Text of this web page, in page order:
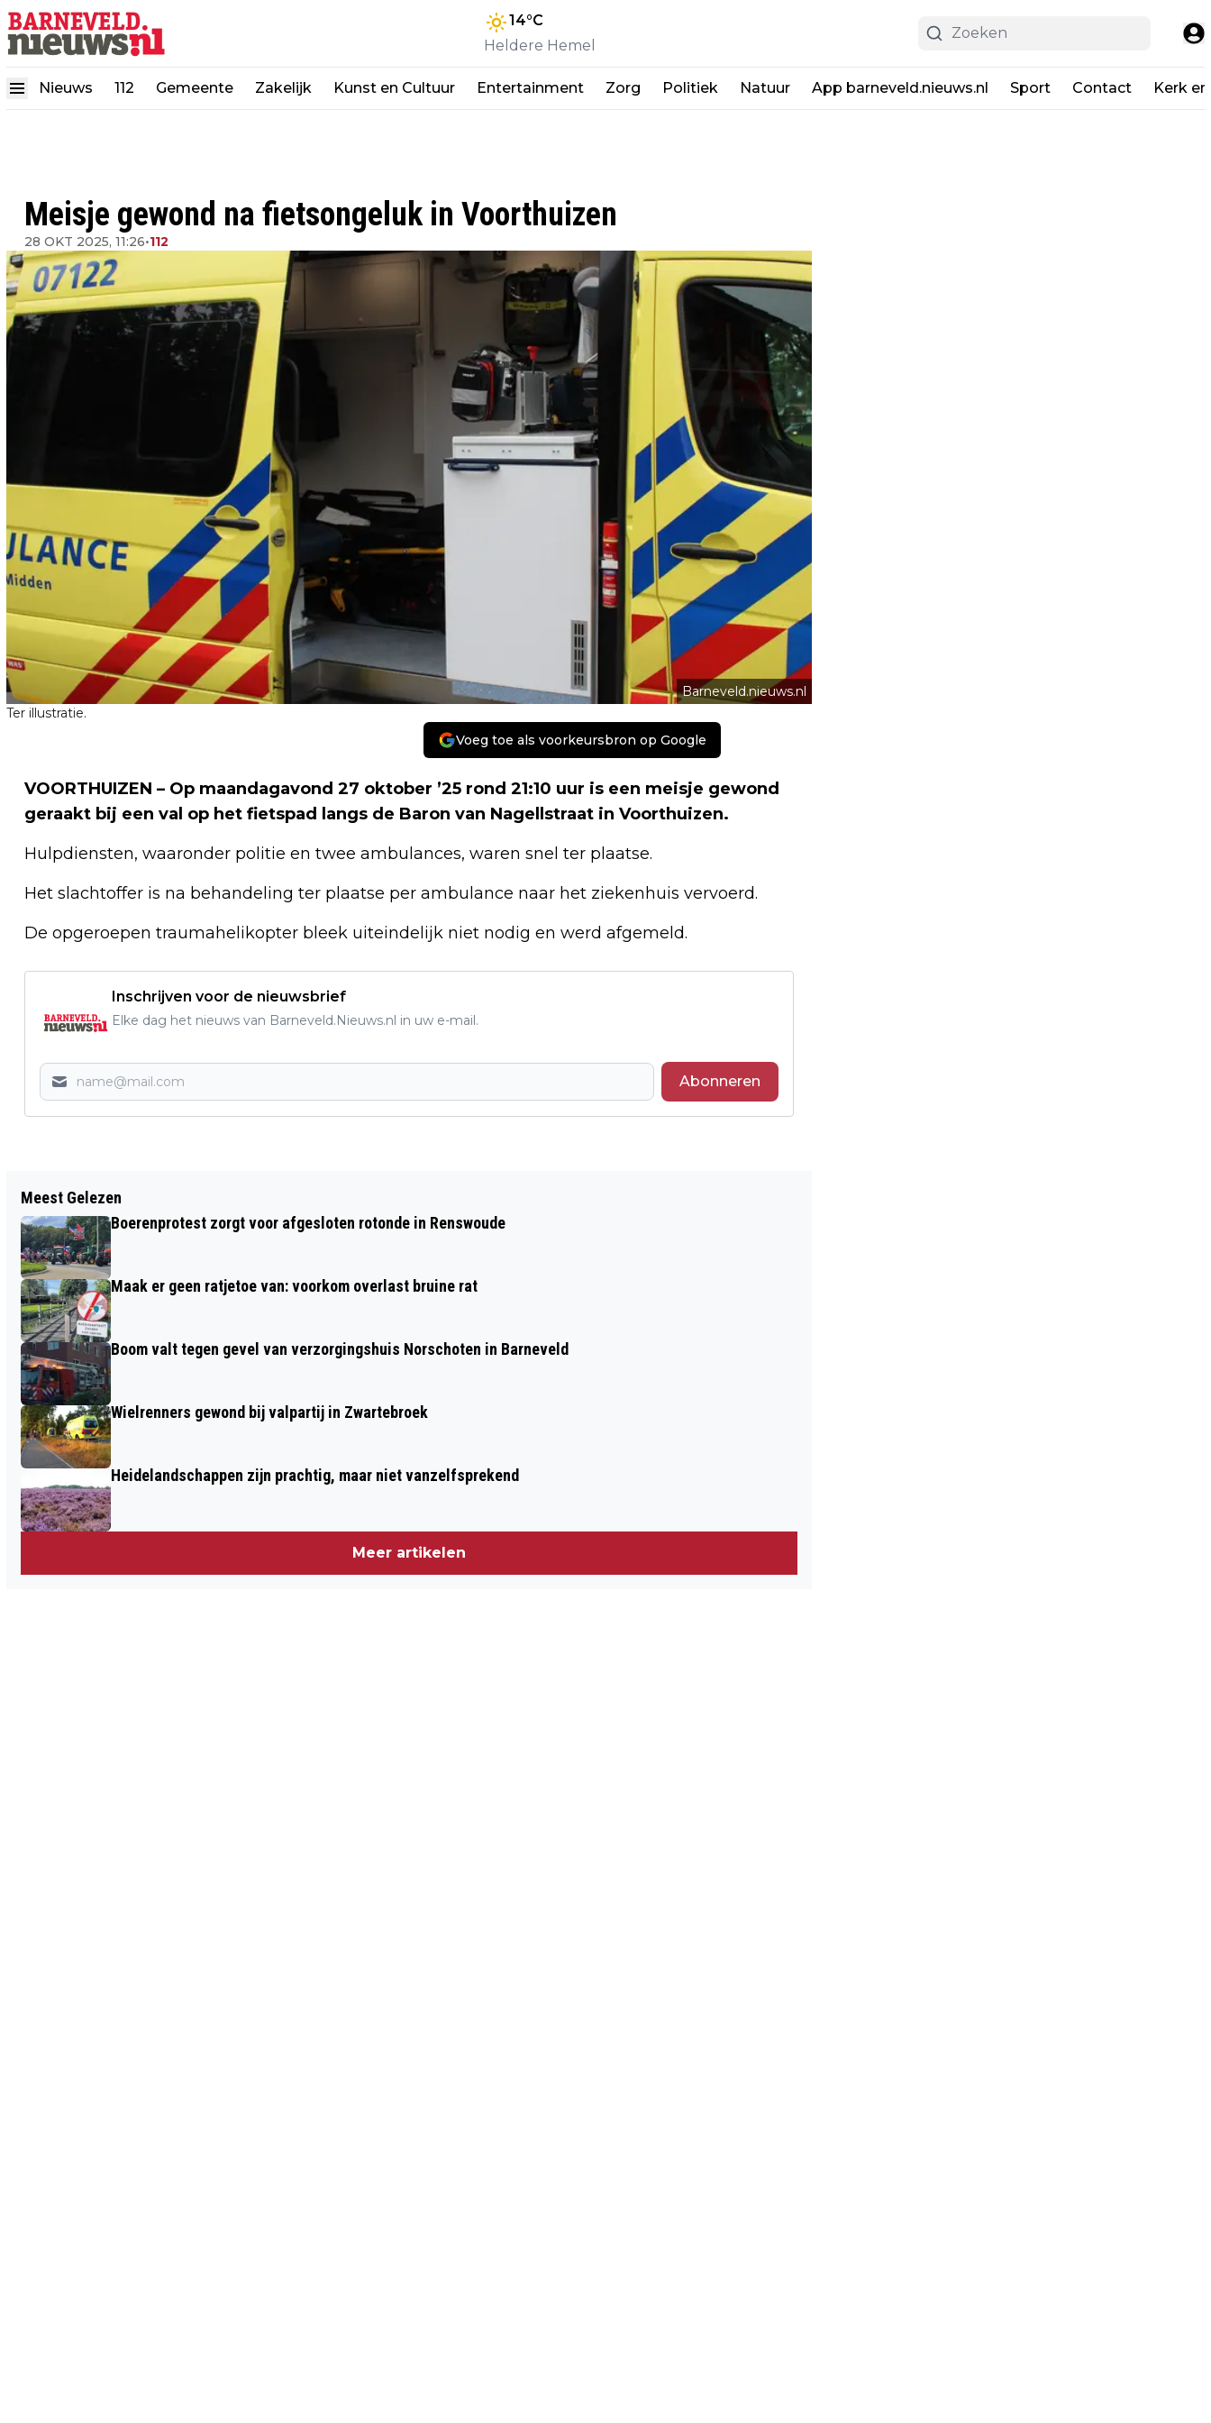
14°C
Heldere Hemel
Nieuws 112 Gemeente Zakelijk Kunst en Cultuur Entertainment Zorg Politiek Natuur App barneveld.nieuws.nl Sport Contact Kerk
Meisje gewond na fietsongeluk in Voorthuizen
28 OKT 2025, 11:26•112
Barneveld.nieuws.nl
Ter illustratie.
Voeg toe als voorkeursbron op Google
VOORTHUIZEN – Op maandagavond 27 oktober ’25 rond 21:10 uur is een meisje gewond
geraakt bij een val op het fietspad langs de Baron van Nagellstraat in Voorthuizen.
Hulpdiensten, waaronder politie en twee ambulances, waren snel ter plaatse.
Het slachtoffer is na behandeling ter plaatse per ambulance naar het ziekenhuis vervoerd.
De opgeroepen traumahelikopter bleek uiteindelijk niet nodig en werd afgemeld.
Inschrijven voor de nieuwsbrief
Elke dag het nieuws van Barneveld.Nieuws.nl in uw e-mail.
Abonneren
TWEE PERSONENAUTO’S BELANDDEN IN
DE SLOOT NA AANRIJDING IN
HARSKAMP
VOORTHUIZEN – POLITIE ZOEKT
Meest Gelezen
Boerenprotest zorgt voor afgesloten rotonde in Renswoude
Maak er geen ratjetoe van: voorkom overlast bruine rat
Boom valt tegen gevel van verzorgingshuis Norschoten in Barneveld
Wielrenners gewond bij valpartij in Zwartebroek
Heidelandschappen zijn prachtig, maar niet vanzelfsprekend
Meer artikelen